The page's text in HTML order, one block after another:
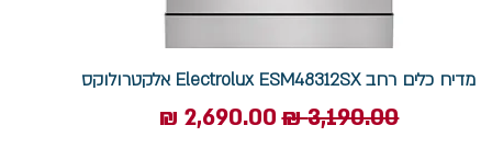
מדיח כלים ‏רחב Electrolux ESM48312SX אלקטרולוקס
מחיר רגיל‏3,190.00 ‏₪ מחיר מבצע